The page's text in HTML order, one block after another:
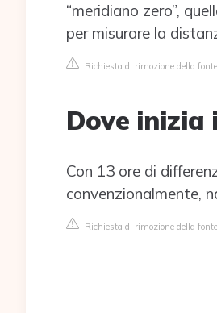
“meridiano zero”,
per misurare la
Richiesta di rimozione della fonte
Dove inizia
Con 13 ore di
convenzionalmente,
Richiesta di rimozione della fonte